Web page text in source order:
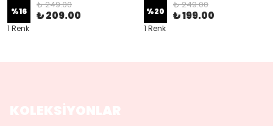
%16
₺ 249.00
₺ 209.00
1 Renk
%20
₺ 249.00
₺ 199.00
1 Renk